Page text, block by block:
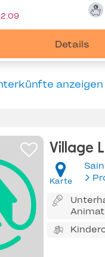
Details
anzeigen
Village
Karte